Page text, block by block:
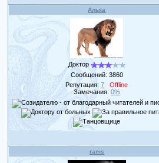
Алька
Доктор
Сообщений: 3860
Репутация:7
Offline
Замечания: 0%
rams